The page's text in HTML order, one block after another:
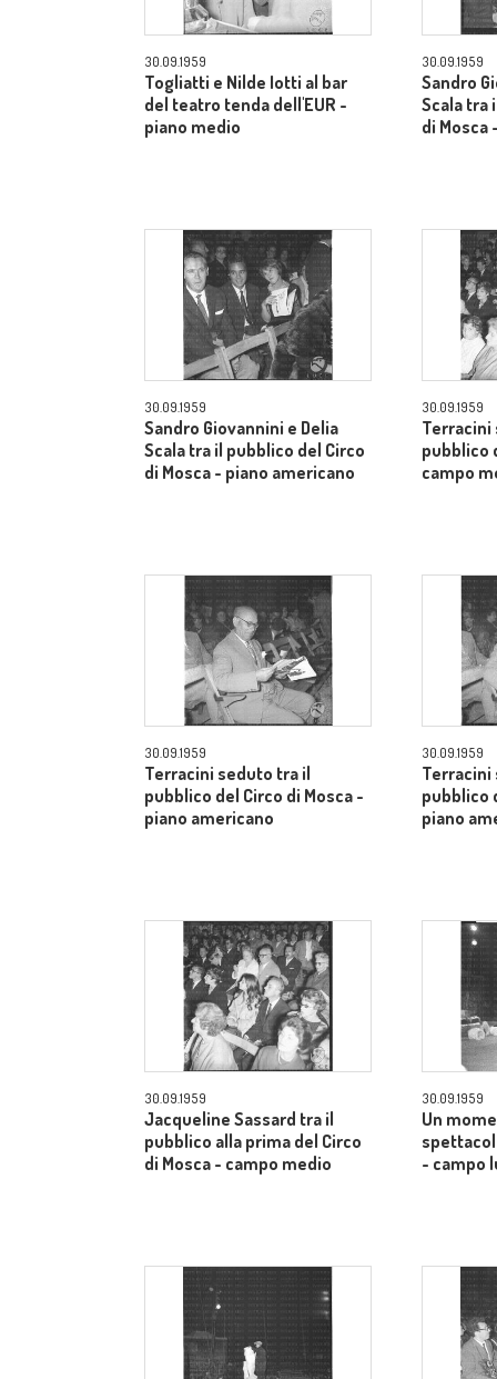
30.09.1959
Togliatti e Nilde Iotti al bar
del teatro tenda dell'EUR -
piano medio
30.09.1959
Sandro
Scala tra
di Mosca
30.09.1959
Sandro Giovannini e Delia
Scala tra il pubblico del Circo
di Mosca - piano americano
30.09.1959
Terracini
pubblico
campo
30.09.1959
Terracini seduto tra il
pubblico del Circo di Mosca -
piano americano
30.09.1959
Terracini
pubblico
piano
30.09.1959
Jacqueline Sassard tra il
pubblico alla prima del Circo
di Mosca - campo medio
30.09.1959
Un
- campo